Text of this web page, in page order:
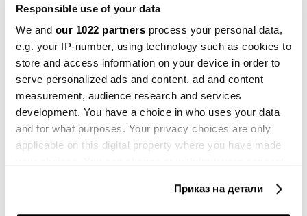
Responsible use of your data
We and our 1022 partners process your personal data,
e.g. your IP-number, using technology such as cookies to
store and access information on your device in order to
serve personalized ads and content, ad and content
measurement, audience research and services
development. You have a choice in who uses your data
and for what purposes. Your privacy choices are only
applicable on this digital property where you have made
Приказ на детали
Општо
Накратко од светот: „Епл“ ги
разочара инвеститорите
01.11.2024
Компании
„Аполо“ планира да инвестира
повеќе милијарди долари во
„Интел“
23.09.2024
„Интел“ склучи договор од 3,5